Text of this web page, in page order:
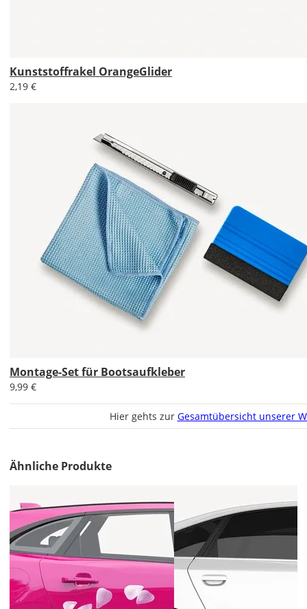
Lieferzeit
&
Economy
Do., 20.08.
1,99 EUR
Versandkosten 1,99
Priority
Deutschland
Mi., 12.08. -
Sa., 15.08.
CH
Kunststoffrakel OrangeGlider
2,19 €
Montage-Set für Bootsaufkleber
9,99 €
Hier gehts zur Gesamtübersicht unserer
Ähnliche Produkte